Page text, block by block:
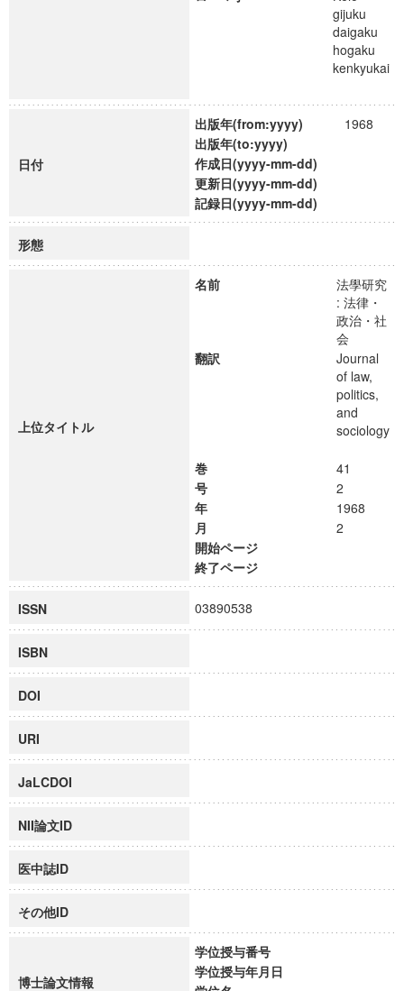
gijuku
daigaku
hogaku
kenkyukai
日付
出版年(from:yyyy)
1968
出版年(to:yyyy)
作成日(yyyy-mm-dd)
更新日(yyyy-mm-dd)
記録日(yyyy-mm-dd)
形態
上位タイトル
名前
法學研究
: 法律・
政治・社
会
翻訳
Journal
of law,
politics,
and
sociology
巻
41
号
2
年
1968
月
2
開始ページ
終了ページ
ISSN 03890538
ISBN
DOI
URI
JaLCDOI
NII論文ID
医中誌ID
その他ID
博士論文情報
学位授与番号
学位授与年月日